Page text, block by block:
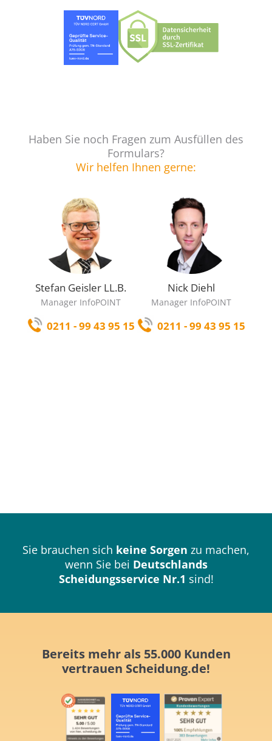
Haben Sie noch Fragen zum Ausfüllen des
Formulars?
Wir helfen Ihnen gerne:
Stefan Geisler LL.B.
Manager InfoPOINT
0211 - 99 43 95 15
Nick Diehl
Manager InfoPOINT
0211 - 99 43 95 15
Sie brauchen sich keine Sorgen zu machen,
wenn Sie bei Deutschlands
Scheidungsservice Nr.1 sind!
Bereits mehr als 55.000 Kunden
vertrauen Scheidung.de!